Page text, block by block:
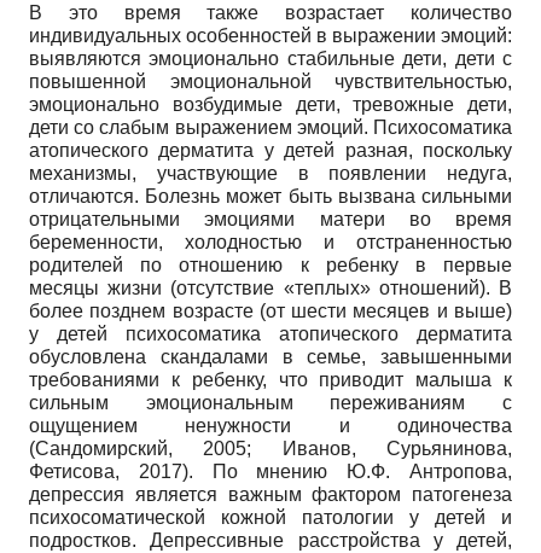
В это время также возрастает количество
индивидуальных особенностей в выражении эмоций:
выявляются эмоционально стабильные дети, дети с
повышенной эмоциональной чувствительностью,
эмоционально возбудимые дети, тревожные дети,
дети со слабым выражением эмоций. Психосоматика
атопического дерматита у детей разная, поскольку
механизмы, участвующие в появлении недуга,
отличаются. Болезнь может быть вызвана сильными
отрицательными эмоциями матери во время
беременности, холодностью и отстраненностью
родителей по отношению к ребенку в первые
месяцы жизни (отсутствие «теплых» отношений). В
более позднем возрасте (от шести месяцев и выше)
у детей психосоматика атопического дерматита
обусловлена скандалами в семье, завышенными
требованиями к ребенку, что приводит малыша к
сильным эмоциональным переживаниям с
ощущением ненужности и одиночества
(Сандомирский, 2005; Иванов, Сурьянинова,
Фетисова, 2017). По мнению Ю.Ф. Антропова,
депрессия является важным фактором патогенеза
психосоматической кожной патологии у детей и
подростков. Депрессивные расстройства у детей,